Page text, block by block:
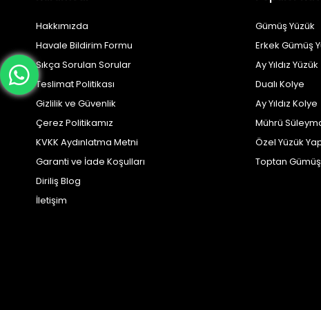
Hakkımızda
Havale Bildirim Formu
Sıkça Sorulan Sorular
Teslimat Politikası
Gizlilik ve Güvenlik
Çerez Politikamız
KVKK Aydınlatma Metni
Garanti ve İade Koşulları
Diriliş Blog
İletişim
Gümüş Yüzük
Erkek Gümüş
Ay Yıldız Yüzük
Dualı Kolye
Ay Yıldız Kolye
Mührü
Özel Yüzük
Toptan